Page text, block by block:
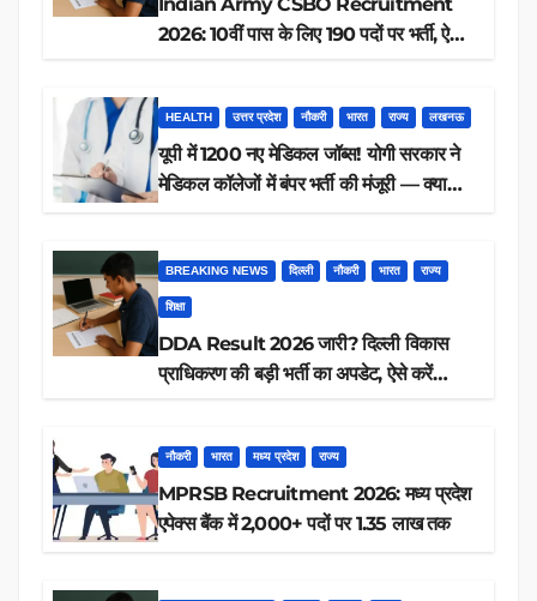
2026: 10वीं पास के लिए 190 पदों पर भर्ती, ऐसे
HEALTH उत्तर प्रदेश नौकरी भारत राज्य लखनऊ
यूपी में 1200 नए मेडिकल जॉब्स! योगी सरकार ने
मेडिकल कॉलेजों में बंपर भर्ती की मंजूरी — क्या
BREAKING NEWS दिल्ली नौकरी भारत राज्य
शिक्षा
DDA Result 2026 जारी? दिल्ली विकास
प्राधिकरण की बड़ी भर्ती का अपडेट, ऐसे करें
नौकरी भारत मध्य प्रदेश राज्य
MPRSB Recruitment 2026: मध्य प्रदेश
एपेक्स बैंक में 2,000+ पदों पर 1.35 लाख तक